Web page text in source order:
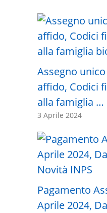
Assegno
affido, Codici
alla famiglia …
3 Aprile 2024
Pagamento
Aprile 2024,